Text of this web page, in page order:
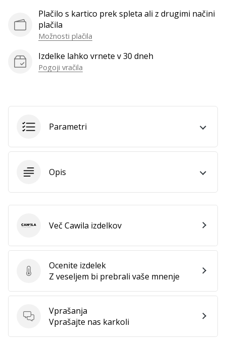
Plačilo s kartico prek spleta ali z drugimi načini
plačila
Možnosti plačila
Izdelke lahko vrnete v 30 dneh
Pogoji vračila
Parametri
Opis
Ocenite izdelek
Ocenite izdelek
Z veseljem bi prebrali vaše mnenje
Vprašanja
Vprašanja
Vprašajte nas karkoli
CawilaVeč Cawila izdelkov